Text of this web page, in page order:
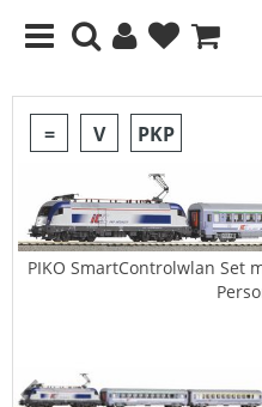
= V PKP
PIKO SmartControlwlan Set